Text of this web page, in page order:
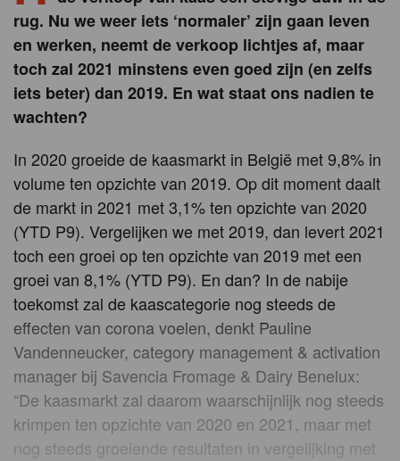
rug. Nu we weer iets ‘normaler’ zijn gaan leven
en werken, neemt de verkoop lichtjes af, maar
toch zal 2021 minstens even goed zijn (en zelfs
iets beter) dan 2019. En wat staat ons nadien te
wachten?
In 2020 groeide de kaasmarkt in België met 9,8% in
volume ten opzichte van 2019. Op dit moment daalt
de markt in 2021 met 3,1% ten opzichte van 2020
(YTD P9). Vergelijken we met 2019, dan levert 2021
toch een groei op ten opzichte van 2019 met een
groei van 8,1% (YTD P9). En dan? In de nabije
toekomst zal de kaascategorie nog steeds de
effecten van corona voelen, denkt Pauline
Vandenneucker, category management & activation
manager bij Savencia Fromage & Dairy Benelux:
“De kaasmarkt zal daarom waarschijnlijk nog steeds
krimpen ten opzichte van 2020 en 2021, maar met
nog steeds groeiende resultaten in vergelijking met